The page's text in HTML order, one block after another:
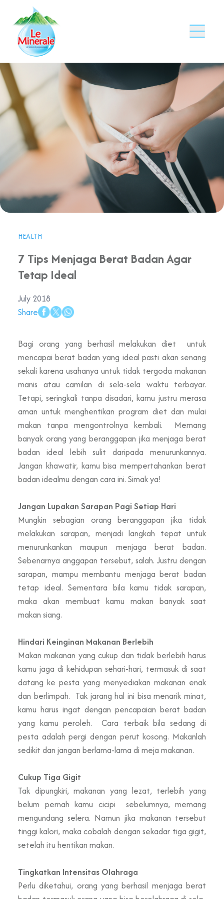
HEALTH
7 Tips Menjaga Berat Badan Agar
Tetap Ideal
July 2018
Share
Bagi orang yang berhasil melakukan diet untuk
mencapai berat badan yang ideal pasti akan senang
sekali karena usahanya untuk tidak tergoda makanan
manis atau camilan di sela-sela waktu terbayar.
Tetapi, seringkali tanpa disadari, kamu justru merasa
aman untuk menghentikan program diet dan mulai
makan tanpa mengontrolnya kembali. Memang
banyak orang yang beranggapan jika menjaga berat
badan ideal lebih sulit daripada menurunkannya.
Jangan khawatir, kamu bisa mempertahankan berat
badan idealmu dengan cara ini. Simak ya!
Jangan Lupakan Sarapan Pagi Setiap Hari
Mungkin sebagian orang beranggapan jika tidak
melakukan sarapan, menjadi langkah tepat untuk
menurunkankan maupun menjaga berat badan.
Sebenarnya anggapan tersebut, salah. Justru dengan
sarapan, mampu membantu menjaga berat badan
tetap ideal. Sementara bila kamu tidak sarapan,
maka akan membuat kamu makan banyak saat
makan siang.
Hindari Keinginan Makanan Berlebih
Makan makanan yang cukup dan tidak berlebih harus
kamu jaga di kehidupan sehari-hari, termasuk di saat
datang ke pesta yang menyediakan makanan enak
dan berlimpah. Tak jarang hal ini bisa menarik minat,
kamu harus ingat dengan pencapaian berat badan
yang kamu peroleh. Cara terbaik bila sedang di
pesta adalah pergi dengan perut kosong. Makanlah
sedikit dan jangan berlama-lama di meja makanan.
Cukup Tiga Gigit
Tak dipungkiri, makanan yang lezat, terlebih yang
belum pernah kamu cicipi sebelumnya, memang
mengundang selera. Namun jika makanan tersebut
tinggi kalori, maka cobalah dengan sekadar tiga gigit,
setelah itu hentikan makan.
Tingkatkan Intensitas Olahraga
Perlu diketahui, orang yang berhasil menjaga berat